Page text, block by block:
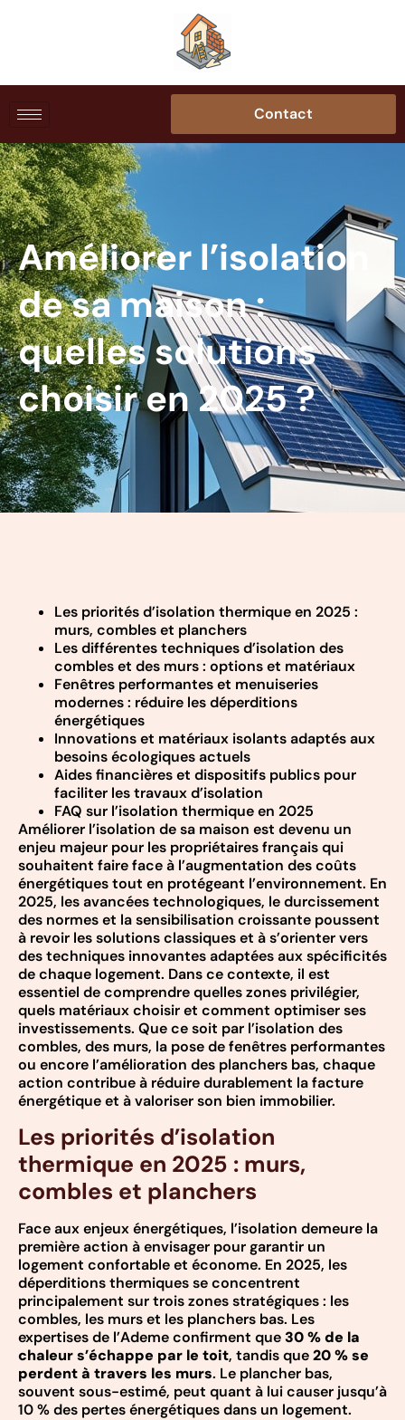
Contact
Améliorer l’isolation
de sa maison :
quelles solutions
choisir en 2025 ?
Les priorités d’isolation thermique en 2025 :
murs, combles et planchers
Les différentes techniques d’isolation des
combles et des murs : options et matériaux
Fenêtres performantes et menuiseries
modernes : réduire les déperditions
énergétiques
Innovations et matériaux isolants adaptés aux
besoins écologiques actuels
Aides financières et dispositifs publics pour
faciliter les travaux d’isolation
FAQ sur l’isolation thermique en 2025
Améliorer l’isolation de sa maison est devenu un
enjeu majeur pour les propriétaires français qui
souhaitent faire face à l’augmentation des coûts
énergétiques tout en protégeant l’environnement. En
2025, les avancées technologiques, le durcissement
des normes et la sensibilisation croissante poussent
à revoir les solutions classiques et à s’orienter vers
des techniques innovantes adaptées aux spécificités
de chaque logement. Dans ce contexte, il est
essentiel de comprendre quelles zones privilégier,
quels matériaux choisir et comment optimiser ses
investissements. Que ce soit par l’isolation des
combles, des murs, la pose de fenêtres performantes
ou encore l’amélioration des planchers bas, chaque
action contribue à réduire durablement la facture
énergétique et à valoriser son bien immobilier.
Les priorités d’isolation
thermique en 2025 : murs,
combles et planchers
Face aux enjeux énergétiques, l’isolation demeure la
première action à envisager pour garantir un
logement confortable et économe. En 2025, les
déperditions thermiques se concentrent
principalement sur trois zones stratégiques : les
combles, les murs et les planchers bas. Les
expertises de l’Ademe confirment que30 % de la
chaleur s’échappe par le toit, tandis que20 % se
perdent à travers les murs. Le plancher bas,
souvent sous-estimé, peut quant à lui causer jusqu’à
10 % des pertes énergétiques dans un logement.